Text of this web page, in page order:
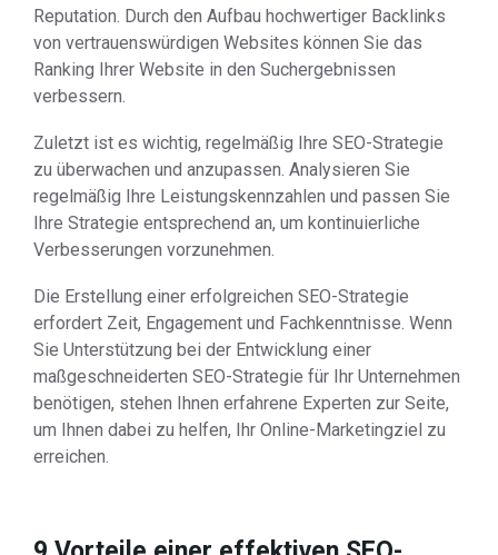
Reputation. Durch den Aufbau hochwertiger Backlinks
von vertrauenswürdigen Websites können Sie das
Ranking Ihrer Website in den Suchergebnissen
verbessern.
Zuletzt ist es wichtig, regelmäßig Ihre SEO-Strategie
zu überwachen und anzupassen. Analysieren Sie
regelmäßig Ihre Leistungskennzahlen und passen Sie
Ihre Strategie entsprechend an, um kontinuierliche
Verbesserungen vorzunehmen.
Die Erstellung einer erfolgreichen SEO-Strategie
erfordert Zeit, Engagement und Fachkenntnisse. Wenn
Sie Unterstützung bei der Entwicklung einer
maßgeschneiderten SEO-Strategie für Ihr Unternehmen
benötigen, stehen Ihnen erfahrene Experten zur Seite,
um Ihnen dabei zu helfen, Ihr Online-Marketingziel zu
erreichen.